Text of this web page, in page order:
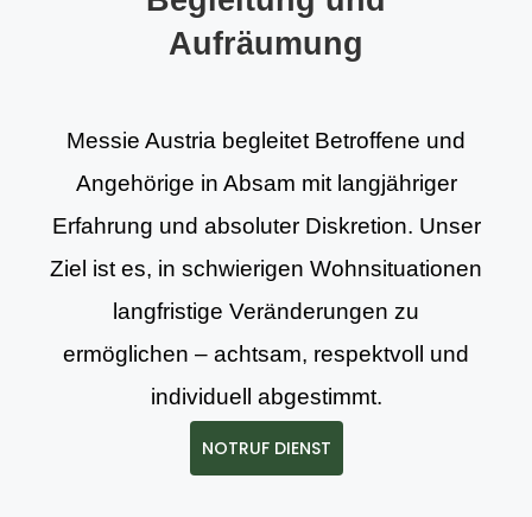
Aufräumung
Messie Austria begleitet Betroffene und
Angehörige in Absam mit langjähriger
Erfahrung und absoluter Diskretion. Unser
Ziel ist es, in schwierigen Wohnsituationen
langfristige Veränderungen zu
ermöglichen – achtsam, respektvoll und
individuell abgestimmt.
NOTRUF DIENST